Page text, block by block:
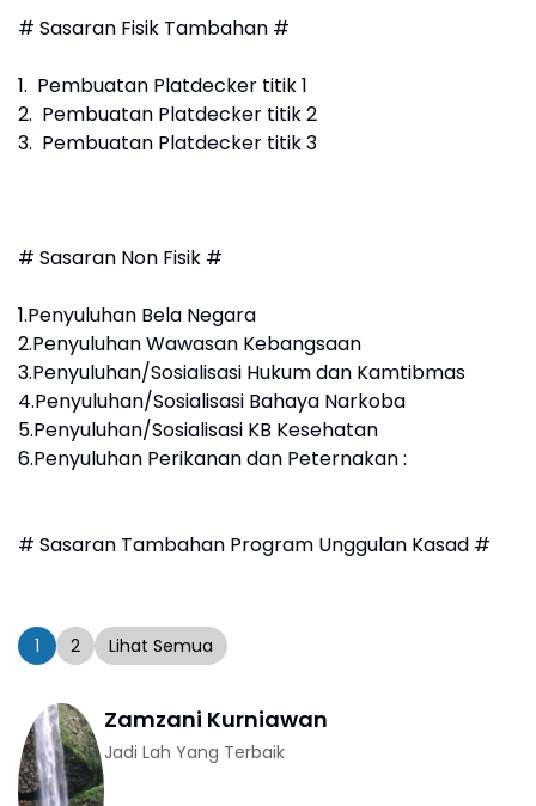
# Sasaran Fisik Tambahan #
1. Pembuatan Platdecker titik 1
2. Pembuatan Platdecker titik 2
3. Pembuatan Platdecker titik 3
# Sasaran Non Fisik #
1.Penyuluhan Bela Negara
2.Penyuluhan Wawasan Kebangsaan
3.Penyuluhan/Sosialisasi Hukum dan Kamtibmas
4.Penyuluhan/Sosialisasi Bahaya Narkoba
5.Penyuluhan/Sosialisasi KB Kesehatan
6.Penyuluhan Perikanan dan Peternakan :
# Sasaran Tambahan Program Unggulan Kasad #
1 2 Lihat Semua
Zamzani Kurniawan
Jadi Lah Yang Terbaik